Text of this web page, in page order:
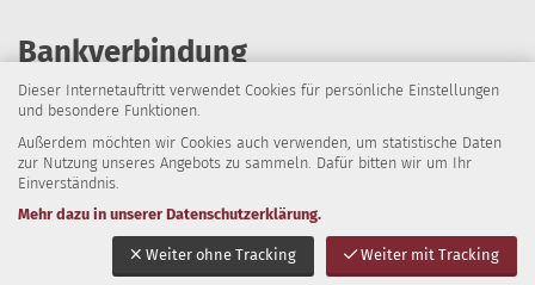
Dieser Internetauftritt verwendet Cookies für persönliche Einstellungen
und besondere Funktionen.
Außerdem möchten wir Cookies auch verwenden, um statistische Daten
zur Nutzung unseres Angebots zu sammeln. Dafür bitten wir um Ihr
Einverständnis.
Mehr dazu in unserer Datenschutzerklärung.
Weiter ohne Tracking Weiter mit Tracking
Bankverbindung
Harzsparkasse
IBAN: DE64 8105 2000 0320 1838 07
BIC: NOLADE21HRZ
Impressum Datenschutz Barrierefreiheit